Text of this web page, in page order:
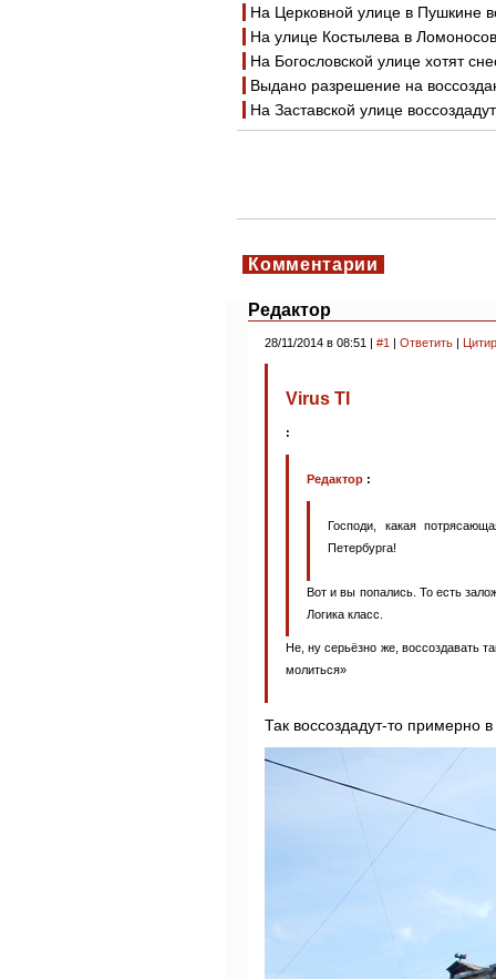
На Церковной улице в Пушкине
На улице Костылева в
На Богословской улице хотят
Выдано разрешение на
На Заставской улице
Комментарии
Редактор
28/11/2014 в 08:51 | #1 | Ответить |
Virus TI
:
Редактор :
Господи, какая
Петербурга!
Вот и вы попались. То есть
Логика класс.
Не, ну серьёзно же, воссоздавать
молиться»
Так воссоздадут-то примерно